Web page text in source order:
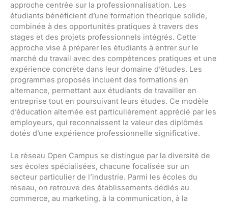
approche centrée sur la professionnalisation. Les
étudiants bénéficient d’une formation théorique solide,
combinée à des opportunités pratiques à travers des
stages et des projets professionnels intégrés. Cette
approche vise à préparer les étudiants à entrer sur le
marché du travail avec des compétences pratiques et une
expérience concrète dans leur domaine d’études. Les
programmes proposés incluent des formations en
alternance, permettant aux étudiants de travailler en
entreprise tout en poursuivant leurs études. Ce modèle
d’éducation alternée est particulièrement apprécié par les
employeurs, qui reconnaissent la valeur des diplômés
dotés d’une expérience professionnelle significative.
Le réseau Open Campus se distingue par la diversité de
ses écoles spécialisées, chacune focalisée sur un
secteur particulier de l’industrie. Parmi les écoles du
réseau, on retrouve des établissements dédiés au
commerce, au marketing, à la communication, à la